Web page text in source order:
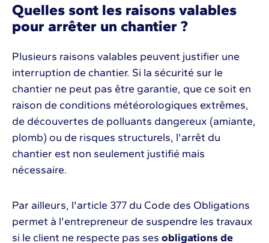
Quelles sont les raisons valables
pour arrêter un chantier ?
Plusieurs raisons valables peuvent justifier une
interruption de chantier. Si la sécurité sur le
chantier ne peut pas être garantie, que ce soit en
raison de conditions météorologiques extrêmes,
de découvertes de polluants dangereux (amiante,
plomb) ou de risques structurels, l'arrêt du
chantier est non seulement justifié mais
nécessaire.
Par ailleurs, l'article 377 du Code des Obligations
permet à l'entrepreneur de suspendre les travaux
si le client ne respecte pas ses obligations de